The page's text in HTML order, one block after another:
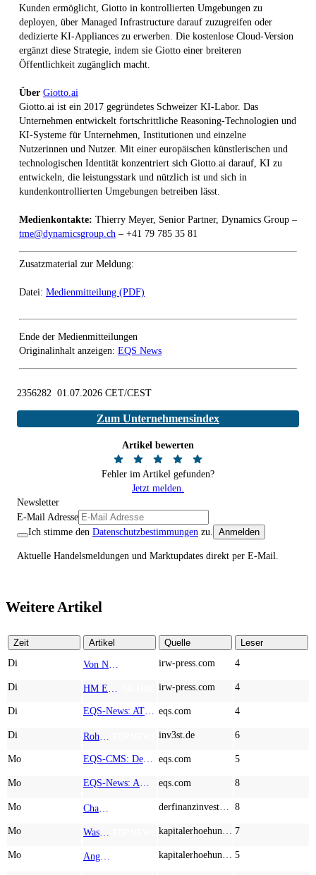
Kunden ermöglicht, Giotto in kontrollierten Umgebungen zu
deployen, über Managed Infrastructure darauf zuzugreifen oder
dedizierte KI-Appliances zu erwerben. Die kostenlose Cloud-Version
ergänzt diese Strategie, indem sie Giotto einer breiteren
Öffentlichkeit zugänglich macht.
Über Giotto.ai
Giotto.ai ist ein 2017 gegründetes Schweizer KI-Labor. Das
Unternehmen entwickelt fortschrittliche Reasoning-Technologien und
KI-Systeme für Unternehmen, Institutionen und einzelne
Nutzerinnen und Nutzer. Mit einer europäischen künstlerischen und
technologischen Identität konzentriert sich Giotto.ai darauf, KI zu
entwickeln, die leistungsstark und nützlich ist und sich in
kundenkontrollierten Umgebungen betreiben lässt.
Medienkontakte: Thierry Meyer, Senior Partner, Dynamics Group –
tme@dynamicsgroup.ch – +41 79 785 35 81
Zusatzmaterial zur Meldung:
Datei: Medienmitteilung (PDF)
Ende der Medienmitteilungen
Originalinhalt anzeigen: EQS News
2356282 01.07.2026 CET/CEST
Zum Unternehmensindex
Artikel bewerten
Fehler im Artikel gefunden?
Jetzt melden.
Newsletter
E-Mail Adresse
Ich stimme den Datenschutzbestimmungen zu. Anmelden
Aktuelle Handelsmeldungen und Marktupdates direkt per E-Mail.
Weitere Artikel
Zeit Artikel Quelle
Leser
Di
irw-press.com 4
Di irw-press.com 4
Di eqs.com 4
Di inv3st.de 6
Mo eqs.com 5
Mo eqs.com 8
Mo 8
Mo 7
Mo 5